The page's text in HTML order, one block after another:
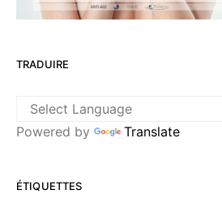
TRADUIRE
Powered by Translate
ÉTIQUETTES